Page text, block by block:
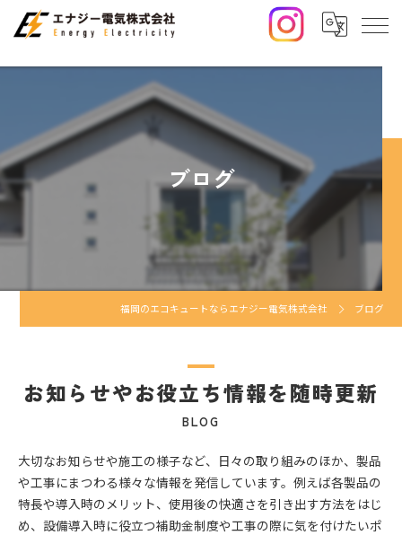
ブログ
福岡のエコキュートならエナジー電気株式会社 ブログ
お知らせやお役立ち情報を随時更新
BLOG
大切なお知らせや施工の様子など、日々の取り組みのほか、製品
や工事にまつわる様々な情報を発信しています。例えば各製品の
特長や導入時のメリット、使用後の快適さを引き出す方法をはじ
め、設備導入時に役立つ補助金制度や工事の際に気を付けたいポ